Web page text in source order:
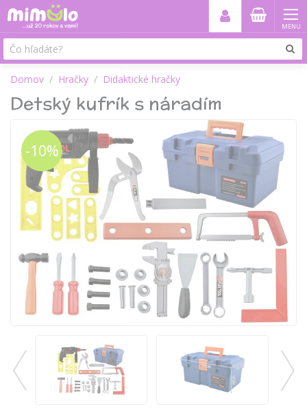
MENU
Domov Hračky Didaktické hračky
Detský kufrík s náradím
-10%